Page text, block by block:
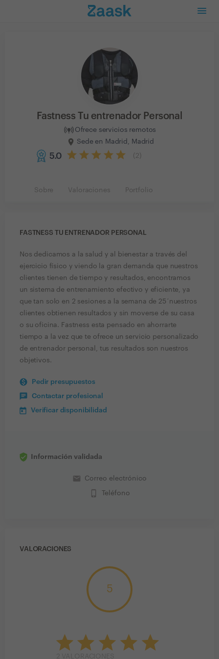
Fastness Tu entrenador Personal
Ofrece servicios remotos
Sede en Madrid, Madrid
5.0 2
Sobre Valoraciones Portfolio
FASTNESS TU ENTRENADOR PERSONAL
Nos dedicamos a la salud y al bienestar a través del
ejercicio físico y viendo la gran demanda que nuestros
clientes tienen de tiempo y resultados, encontramos
un sistema de entrenamiento efectivo y eficiente, ya
que tan solo en 2 sesiones a la semana de 25´nuestros
clientes obtienen resultados y sin moverse de su casa
o su oficina. Fastness esta pensado en ahorrarte
tiempo a la vez que te ofrece un servicio personalizado
de entrenador personal, tus resultados son nuestros
objetivos.
Pedir presupuestos
Contactar profesional
Verificar disponibilidad
Información validada
email Correo electrónico
phone_iphone Teléfono
VALORACIONES
5